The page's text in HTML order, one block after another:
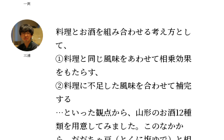
一同
三浦
料理とお酒を組み合わせる考え方とし
て、
①料理と同じ風味をあわせて相乗効果
をもたらす、
②料理に不足した風味を合わせて補完
する
…といった観点から、山形のお酒12種
類を用意してみました。このなかか